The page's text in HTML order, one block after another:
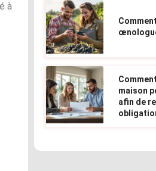
à
maison
afin de